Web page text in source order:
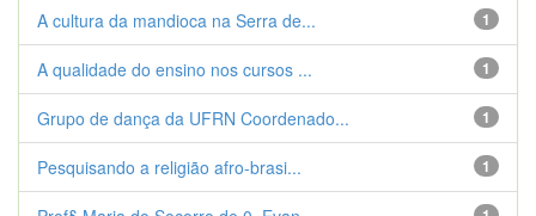
1
A cultura da mandioca na Serra de...
1
A qualidade do ensino nos cursos ...
1
Grupo de dança da UFRN Coordenado...
1
Pesquisando a religião afro-brasi...